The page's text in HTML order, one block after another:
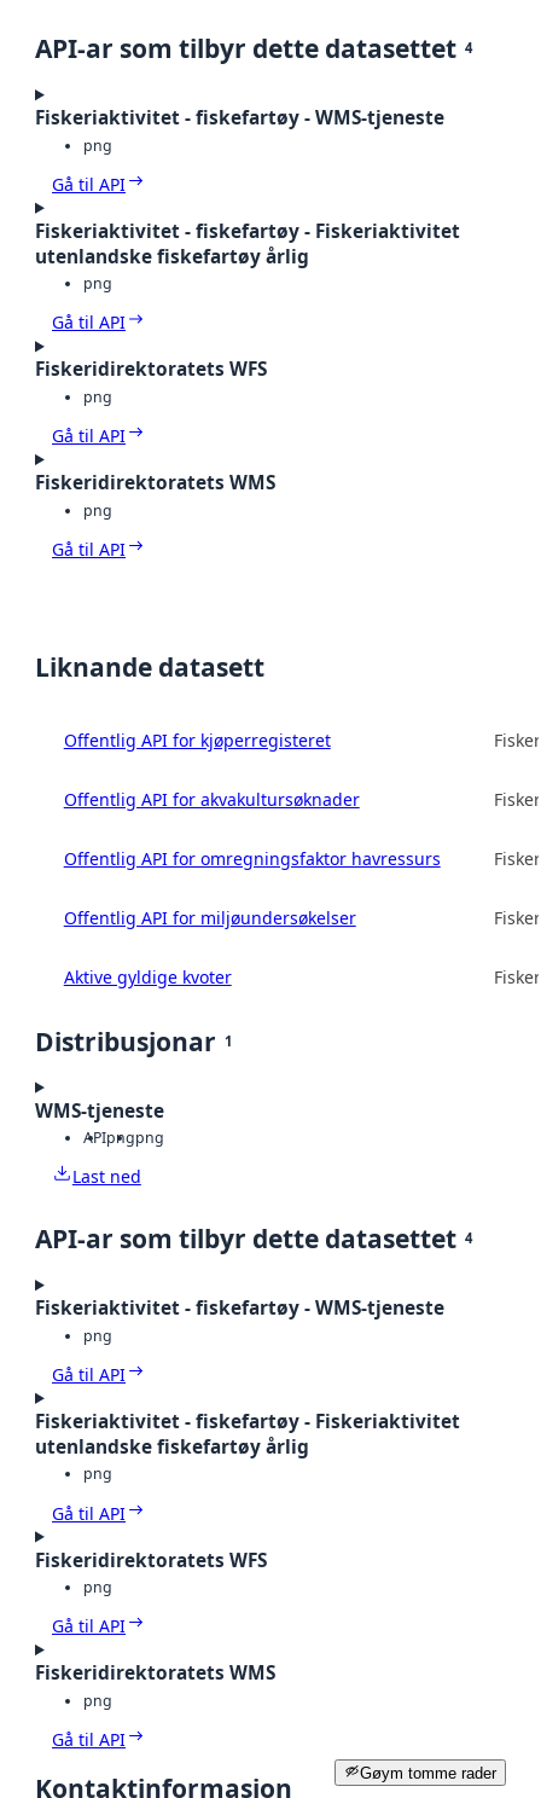
API-ar som tilbyr dette datasettet 4
Fiskeriaktivitet - fiskefartøy - WMS-tjeneste
png
Gå til API
Fiskeriaktivitet - fiskefartøy - Fiskeriaktivitet
utenlandske fiskefartøy årlig
png
Gå til API
Fiskeridirektoratets WFS
png
Gå til API
Fiskeridirektoratets WMS
png
Gå til API
Liknande datasett
Offentlig API for kjøperregisteret
Offentlig API for akvakultursøknader
Offentlig API for omregningsfaktor havressurs
Offentlig API for miljøundersøkelser
Aktive gyldige kvoter
Distribusjonar 1
WMS-tjeneste
APIpngpng
Last ned
API-ar som tilbyr dette datasettet 4
Fiskeriaktivitet - fiskefartøy - WMS-tjeneste
png
Gå til API
Fiskeriaktivitet - fiskefartøy - Fiskeriaktivitet
utenlandske fiskefartøy årlig
png
Gå til API
Fiskeridirektoratets WFS
png
Gå til API
Fiskeridirektoratets WMS
png
Gå til API
Gøym tomme rader
Kontaktinformasjon